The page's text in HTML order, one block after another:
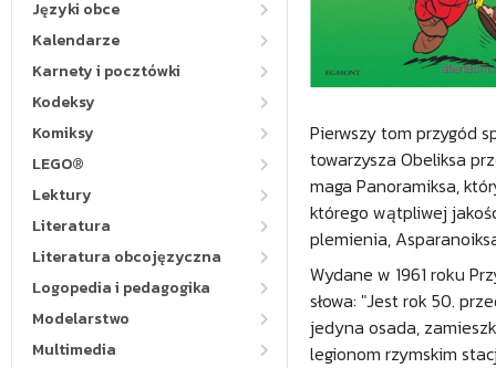
Języki obce
Kalendarze
Karnety i pocztówki
Kodeksy
Komiksy
LEGO®
Lektury
Literatura
Literatura obcojęzyczna
Logopedia i pedagogika
Modelarstwo
Multimedia
Pierwszy tom przygód
towarzysza Obeliksa
maga Panoramiksa,
którego wątpliwej
plemienia,
Wydane w 1961 roku
słowa: "Jest rok 50.
jedyna osada,
legionom rzymskim